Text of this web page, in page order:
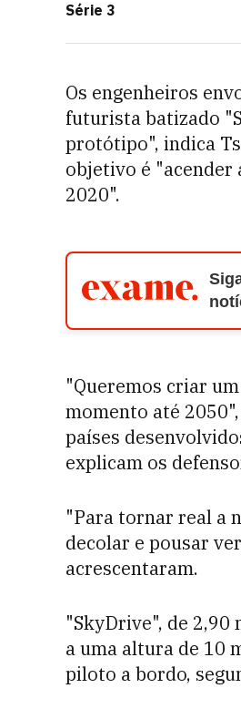
Série 3
Os engenheiros
futurista batizado
protótipo", indica
objetivo é "acender
2020".
"Queremos criar
momento até
países
explicam os
"Para tornar real a
decolar e pousar
acrescentaram.
"SkyDrive", de 2,90
a uma altura de 10
piloto a bordo,